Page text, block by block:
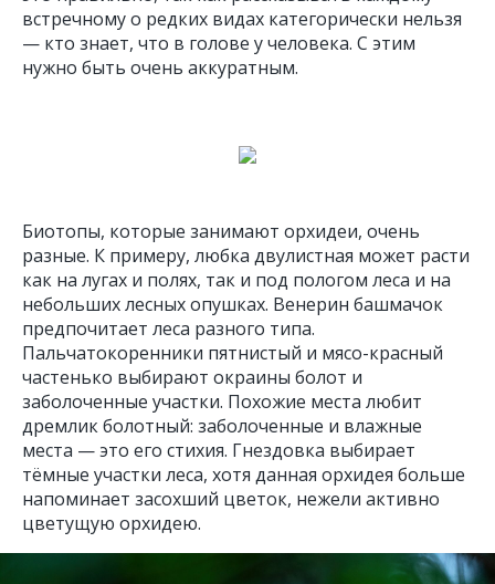
встречному о редких видах категорически нельзя
— кто знает, что в голове у человека. С этим
нужно быть очень аккуратным.
Биотопы, которые занимают орхидеи, очень
разные. К примеру, любка двулистная может расти
как на лугах и полях, так и под пологом леса и на
небольших лесных опушках. Венерин башмачок
предпочитает леса разного типа.
Пальчатокоренники пятнистый и мясо-красный
частенько выбирают окраины болот и
заболоченные участки. Похожие места любит
дремлик болотный: заболоченные и влажные
места — это его стихия. Гнездовка выбирает
тёмные участки леса, хотя данная орхидея больше
напоминает засохший цветок, нежели активно
цветущую орхидею.